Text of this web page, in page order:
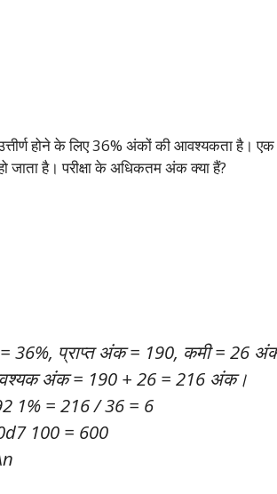
उत्तीर्ण होने के लिए 36% अंकों की आवश्यकता है।
है। परीक्षा के अधिकतम अंक क्या हैं?
= 36%, प्राप्त अंक = 190, कमी = 26
अंक = 190 + 26 = 216 अंक।
1% = 216 / 36 = 6
100 = 600